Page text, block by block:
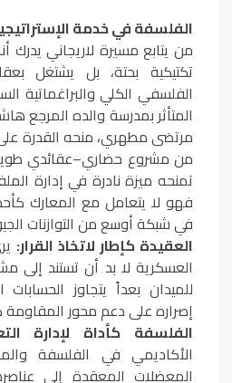
الفلسفة في خدمة
من يتابع مسيرة لاريجاني يدرك
تكتيكية بحتة، بل يشتغل
الفلسفي الكلي والبراغماتية
المتأثر بمدرسة والده المرجع
مرتضى مطهري، منحه القدرة
من مشروع حضاري–عقائدي
تمنحه ميزة نادرة في إدارة
فهو لا يتعامل مع المعارك
في شبكة أوسع من التوازنات
العقيدة كإطار لاتخاذ القرار:
العسكرية لا بد أن تستند إلى
للميدان بعداً يتجاوز
إصراره على دعم محور
الفلسفة كأداة لإدارة
الأكاديمي في الفلسفة
المعضلات المعقدة إلى